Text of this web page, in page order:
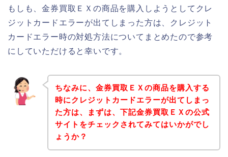
もしも、金券買取ＥＸの商品を購入しようとしてクレ
ジットカードエラーが出てしまった方は、クレジット
カードエラー時の対処方法についてまとめたので参考
にしていただけると幸いです。
ちなみに、金券買取ＥＸの商品を購入する
時にクレジットカードエラーが出てしまっ
た方は、まずは、下記金券買取ＥＸの公式
サイトをチェックされてみてはいかがでし
ょうか？